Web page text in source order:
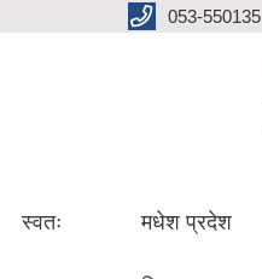
053-550135
स्वतः मधेश प्रदेश